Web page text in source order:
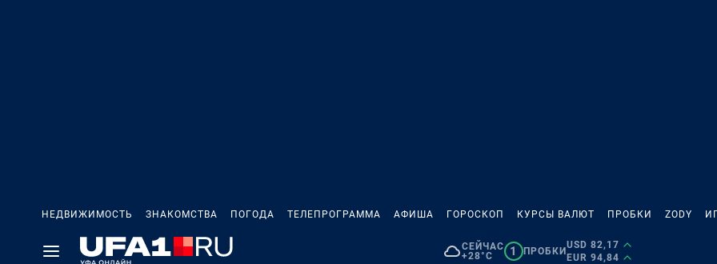
НЕДВИЖИМОСТЬ ЗНАКОМСТВА ПОГОДА ТЕЛЕПРОГРАММА АФИША ГОРОСКОП КУРСЫ ВАЛЮТ ПРОБКИ ZODY
СЕЙЧАС
+28°C
1 ПРОБКИ
USD 82,17
EUR 94,84